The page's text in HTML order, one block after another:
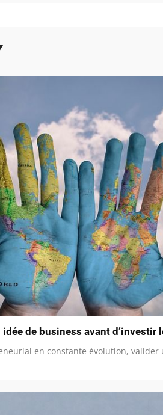
de business avant d’investir
en constante évolution, valider